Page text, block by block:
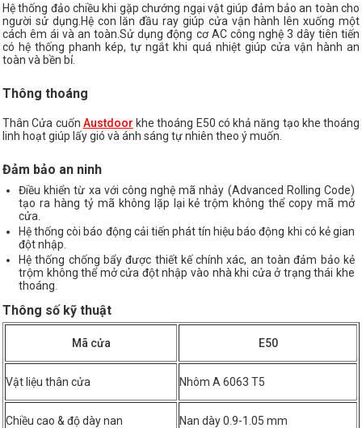
Hệ thống đảo chiều khi gặp chướng ngại vật giúp đảm bảo an toàn cho
người sử dụng.Hệ con lăn đầu ray giúp cửa vận hành lên xuống một
cách êm ái và an toàn.Sử dụng động cơ AC công nghệ 3 dây tiên tiến
có hệ thống phanh kép, tự ngắt khi quá nhiệt giúp cửa vận hành an
toàn và bền bỉ.
Thông thoáng
Thân Cửa cuốn Austdoor khe thoáng E50 có khả năng tạo khe thoáng
linh hoạt giúp lấy gió và ánh sáng tự nhiên theo ý muốn.
Đảm bảo an ninh
Điều khiển từ xa với công nghệ mã nhảy (Advanced Rolling Code)
tạo ra hàng tỷ mã không lặp lại kẻ trộm không thể copy mã mở
cửa.
Hệ thống còi báo động cải tiến phát tín hiệu báo động khi có kẻ gian
đột nhập.
Hệ thống chống bẩy được thiết kế chính xác, an toàn đảm bảo kẻ
trộm không thể mở cửa đột nhập vào nhà khi cửa ở trạng thái khe
thoáng.
Thông số kỹ thuật
Mã cửa E50
Vật liệu thân cửa Nhôm A 6063 T5
Chiều cao & độ dày nan Nan dày 0.9-1.05 mm